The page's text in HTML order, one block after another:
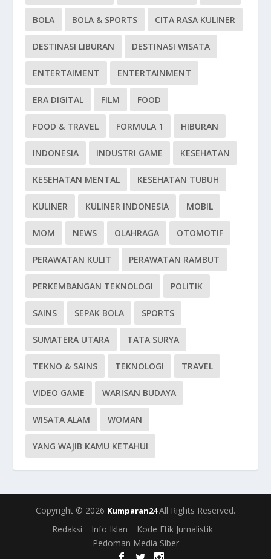
BOLA BOLA & SPORTS CITA RASA KULINER
DESTINASI LIBURAN DESTINASI WISATA
ENTERTAIMENT ENTERTAINMENT
ERA DIGITAL FILM FOOD
FOOD & TRAVEL FORMULA 1 HIBURAN
INDONESIA INDUSTRI GAME KESEHATAN
KESEHATAN MENTAL KESEHATAN TUBUH
KULINER KULINER INDONESIA MOBIL
MOM NEWS OLAHRAGA OTOMOTIF
PERAWATAN KULIT PERAWATAN RAMBUT
PERKEMBANGAN TEKNOLOGI POLITIK
SAINS SEPAK BOLA SPORTS
SUMATERA UTARA TATA SURYA
TEKNO & SAINS TEKNOLOGI TRAVEL
VIDEO GAME WARISAN BUDAYA
WISATA ALAM WOMAN
YANG WAJIB KAMU KETAHUI
Copyright © 2026 Kumparan24All Rights Reserved.
Redaksi
Info Iklan
Kode Etik Jurnalistik
Pedoman Media Siber